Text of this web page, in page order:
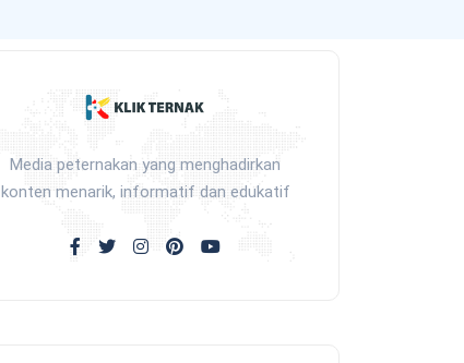
Media peternakan yang menghadirkan
konten menarik, informatif dan edukatif